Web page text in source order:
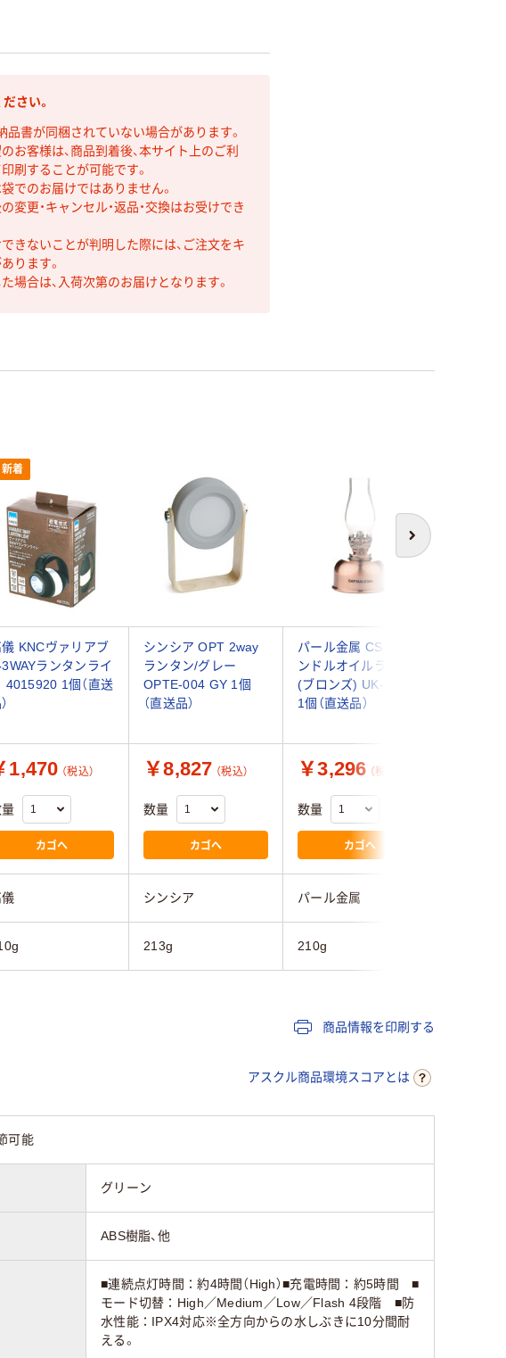
さい。
品書が同梱されていない場合があります。
お客様は、商品到着後、本サイト上のご利
刷することが可能です。
でのお届けではありません。
更・キャンセル・返品・交換はお受けでき
きないことが判明した際には、ご注文をキ
ります。
場合は、入荷次第のお届けとなります。
次へ
新着
儀 KNCヴァリアブ
3WAYランタンライ
4015920 1個（直送
シンシア OPT 2way
ランタン/グレー
OPTE-004 GY 1個
（直送品）
パール金属 CS キャ
ンドルオイルランプ
(ブロンズ) UK-0522
1個（直送品）
1,470 （税込）
カゴへ
￥8,827 （税込）
数量
カゴへ
￥3,296 （税込）
数量
カゴへ
シンシア パール金属
213g 210g
商品情報を印刷する
アスクル商品環境スコアとは
可能
グリーン
ABS樹脂、他
■連続点灯時間：約4時間（High）■充電時間：約5時間 ■
モード切替：High／Medium／Low／Flash 4段階 ■防
水性能：IPX4対応※全方向からの水しぶきに10分間耐
える。